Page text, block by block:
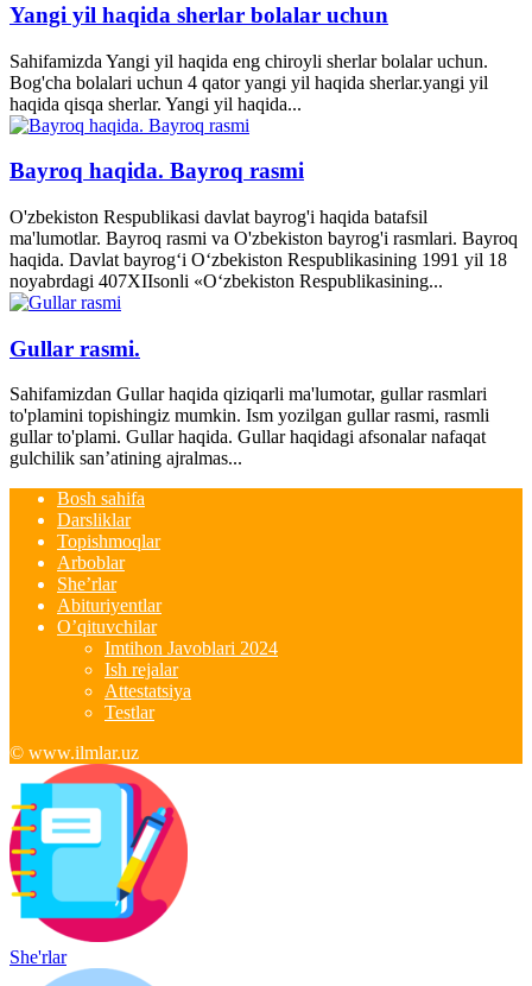
Yangi yil haqida sherlar bolalar uchun
Sahifamizda Yangi yil haqida eng chiroyli sherlar bolalar uchun.
Bog'cha bolalari uchun 4 qator yangi yil haqida sherlar.yangi yil
haqida qisqa sherlar. Yangi yil haqida...
Bayroq haqida. Bayroq rasmi
O'zbekiston Respublikasi davlat bayrog'i haqida batafsil
ma'lumotlar. Bayroq rasmi va O'zbekiston bayrog'i rasmlari. Bayroq
haqida. Davlat bayrog‘i O‘zbekiston Respublikasining 1991 yil 18
noyabrdagi 407­XII­sonli «O‘zbekiston Respublikasining...
Gullar rasmi.
Sahifamizdan Gullar haqida qiziqarli ma'lumotar, gullar rasmlari
to'plamini topishingiz mumkin. Ism yozilgan gullar rasmi, rasmli
gullar to'plami. Gullar haqida. Gullar haqidagi afsonalar nafaqat
gulchilik san’atining ajralmas...
Bosh sahifa
Darsliklar
Topishmoqlar
Arboblar
She’rlar
Abituriyentlar
O’qituvchilar
Imtihon Javoblari 2024
Ish rejalar
Attestatsiya
Testlar
© www.ilmlar.uz
She'rlar